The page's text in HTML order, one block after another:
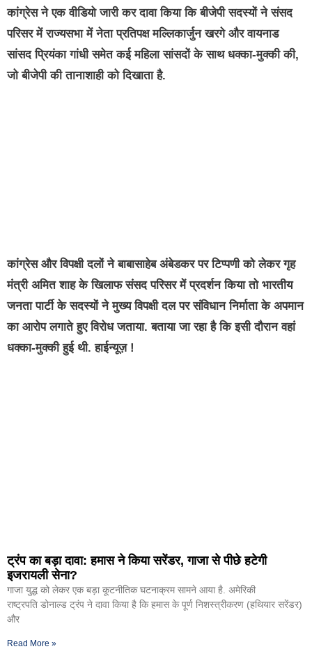
कांग्रेस ने एक वीडियो जारी कर दावा किया कि बीजेपी सदस्यों ने संसद
परिसर में राज्यसभा में नेता प्रतिपक्ष मल्लिकार्जुन खरगे और वायनाड
सांसद प्रियंका गांधी समेत कई महिला सांसदों के साथ धक्का-मुक्की की,
जो बीजेपी की तानाशाही को दिखाता है.
कांग्रेस और विपक्षी दलों ने बाबासाहेब अंबेडकर पर टिप्पणी को लेकर गृह
मंत्री अमित शाह के खिलाफ संसद परिसर में प्रदर्शन किया तो भारतीय
जनता पार्टी के सदस्यों ने मुख्य विपक्षी दल पर संविधान निर्माता के अपमान
का आरोप लगाते हुए विरोध जताया. बताया जा रहा है कि इसी दौरान वहां
धक्का-मुक्की हुई थी. हाईन्यूज़ !
ट्रंप का बड़ा दावा: हमास ने किया सरेंडर, गाजा से पीछे हटेगी
इजरायली सेना?
गाजा युद्ध को लेकर एक बड़ा कूटनीतिक घटनाक्रम सामने आया है. अमेरिकी
राष्ट्रपति डोनाल्ड ट्रंप ने दावा किया है कि हमास के पूर्ण निशस्त्रीकरण (हथियार सरेंडर)
और
Read More »